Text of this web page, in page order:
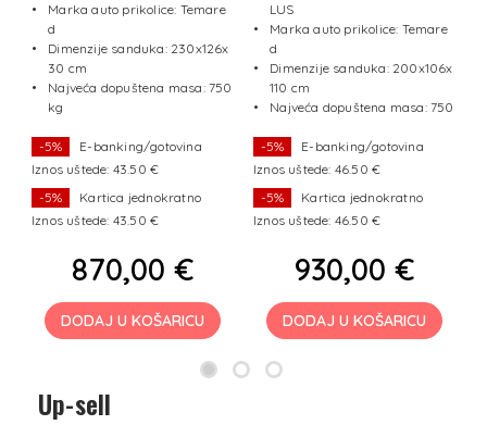
Marka auto prikolice: Temare
d
Dimenzije sanduka: 230x126x
30 cm
Najveća dopuštena masa: 750
kg
-5%
E-banking/gotovina
Iznos uštede: 43.50 €
-5%
Kartica jednokratno
Iznos uštede: 43.50 €
870,00 €
DODAJ U KOŠARICU
LUS
Marka auto prikolice: Temare
d
Dimenzije sanduka: 200x106x
110 cm
Najveća dopuštena masa: 750
-5%
E-banking/gotovina
Iznos uštede: 46.50 €
-5%
Kartica jednokratno
Iznos uštede: 46.50 €
930,00 €
DODAJ U KOŠARICU
Up-sell